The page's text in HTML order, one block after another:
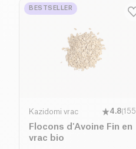
BESTSELLER
Kazidomi vrac 4.8(155
Flocons d'Avoine Fin en
vrac bio